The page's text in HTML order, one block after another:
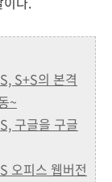
S+S의 본격
~
구글을 구글
피스 웹버전